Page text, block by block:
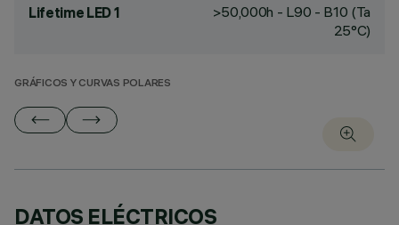
Lifetime LED 1
>50,000h - L90 - B10 (Ta
25°C)
GRÁFICOS Y CURVAS POLARES
DATOS ELÉCTRICOS